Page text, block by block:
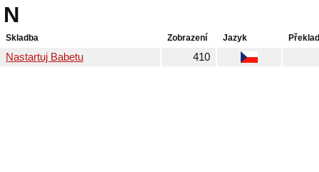
N
Skladba Zobrazení Jazyk Překlad
Nastartuj Babetu 410